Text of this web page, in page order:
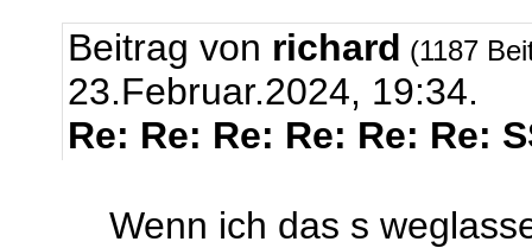
Beitrag von richard (1187
23.Februar.2024, 19:34.
Re: Re: Re: Re: Re: Re:
Wenn ich das s